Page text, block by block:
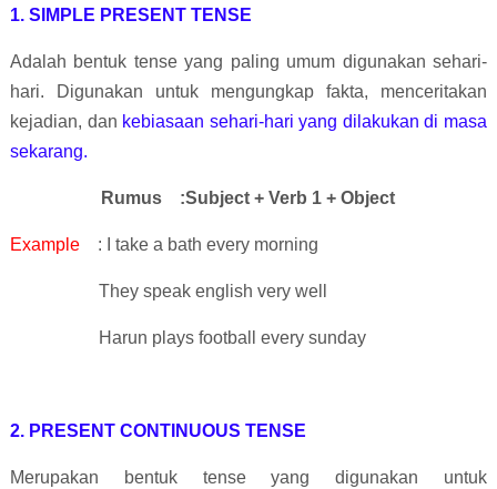
1. SIMPLE PRESENT TENSE
Adalah bentuk tense yang paling umum digunakan sehari-
hari. Digunakan untuk mengungkap fakta, menceritakan
kejadian, dan kebiasaan sehari-hari yang dilakukan di masa
sekarang.
Rumus :Subject + Verb 1 + Object
Example : I take a bath every morning
They speak english very well
Harun plays football every sunday
2. PRESENT CONTINUOUS TENSE
Merupakan bentuk tense yang digunakan untuk